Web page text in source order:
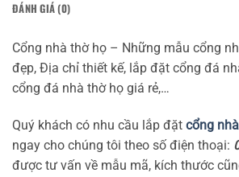
ĐÁNH GIÁ (0)
Cổng nhà thờ họ – Những mẫu cổng
đẹp, Địa chỉ thiết kế, lắp đặt cổng đá
cổng đá nhà thờ họ giá rẻ,…
Quý khách có nhu cầu lắp đặt cổng
ngay cho chúng tôi theo số điện thoại:
được tư vấn về mẫu mã, kích thước